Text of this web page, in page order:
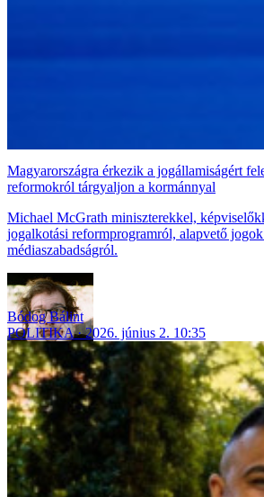
Magyarországra érkezik a jogállamiságért
reformokról tárgyaljon a kormánnyal
Michael McGrath miniszterekkel,
jogalkotási reformprogramról, alapvető
médiaszabadságról.
Bódog Bálint
POLITIKA
2026. június 2. 10:35